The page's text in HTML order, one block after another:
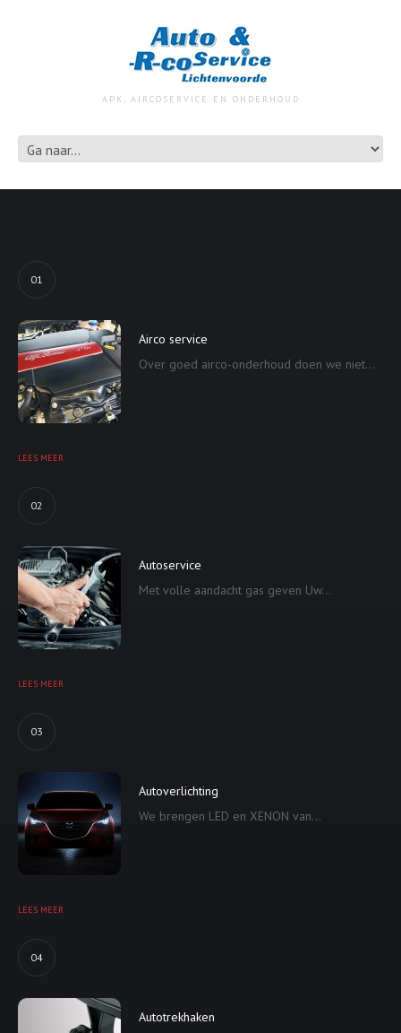
APK, AIRCOSERVICE EN ONDERHOUD
01
Airco service
Over goed airco-onderhoud doen we niet...
LEES MEER
02
Autoservice
Met volle aandacht gas geven Uw...
LEES MEER
03
Autoverlichting
We brengen LED en XENON van...
LEES MEER
04
Autotrekhaken